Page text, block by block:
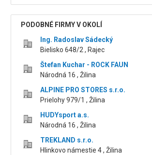
PODOBNÉ FIRMY V OKOLÍ
Ing. Radoslav Sádecký
Bielisko 648/2 , Rajec
Štefan Kuchar - ROCK FAUN
Národná 16 , Žilina
ALPINE PRO STORES s.r.o.
Prielohy 979/1 , Žilina
HUDYsport a.s.
Národná 16 , Žilina
TREKLAND s.r.o.
Hlinkovo námestie 4 , Žilina